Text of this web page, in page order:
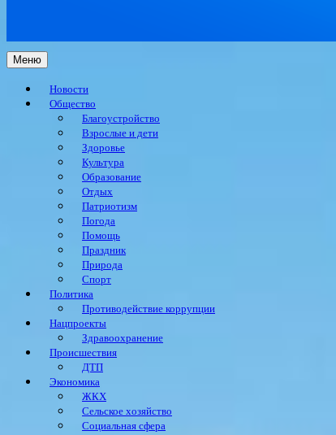
Меню
Новости
Общество
Благоустройство
Взрослые и дети
Здоровье
Культура
Образование
Отдых
Патриотизм
Погода
Помощь
Праздник
Природа
Спорт
Политика
Противодействие коррупции
Нацпроекты
Здравоохранение
Происшествия
ДТП
Экономика
ЖКХ
Сельское хозяйство
Социальная сфера